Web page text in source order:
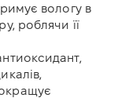
вологу в
роблячи її